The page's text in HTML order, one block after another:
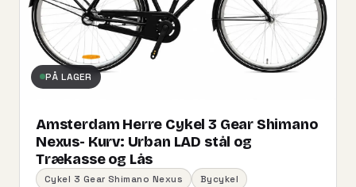
PÅ LAGER
Amsterdam Herre Cykel 3 Gear Shimano
Nexus- Kurv:​ ​Urban​ ​LAD​ ​stål og
Trækasse og Lås
Cykel 3 Gear Shimano Nexus Bycykel